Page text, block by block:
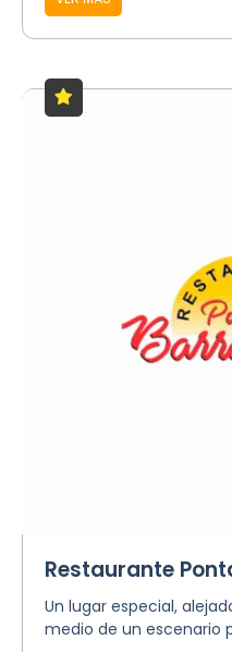
Restaurante
Un lugar especial,
medio de un escenario